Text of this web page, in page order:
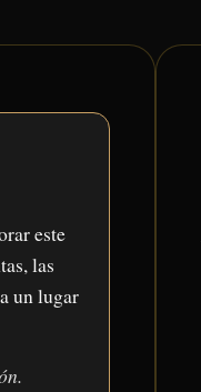
este
las
un lugar